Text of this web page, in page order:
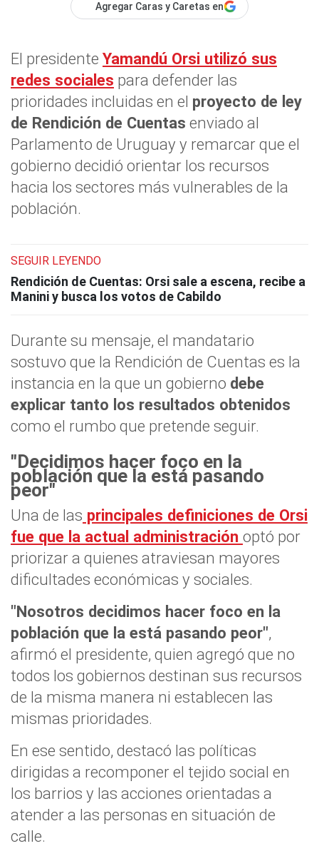
Agregar Caras y Caretas en
El presidente Yamandú Orsi utilizó sus
redes sociales para defender las
prioridades incluidas en el proyecto de ley
de Rendición de Cuentas enviado al
Parlamento de Uruguay y remarcar que el
gobierno decidió orientar los recursos
hacia los sectores más vulnerables de la
población.
SEGUIR LEYENDO
Rendición de Cuentas: Orsi sale a escena, recibe a
Manini y busca los votos de Cabildo
Durante su mensaje, el mandatario
sostuvo que la Rendición de Cuentas es la
instancia en la que un gobierno debe
explicar tanto los resultados obtenidos
como el rumbo que pretende seguir.
"Decidimos hacer foco en la
población que la está pasando
peor"
Una de las principales definiciones de Orsi
fue que la actual administración optó por
priorizar a quienes atraviesan mayores
dificultades económicas y sociales.
"Nosotros decidimos hacer foco en la
población que la está pasando peor",
afirmó el presidente, quien agregó que no
todos los gobiernos destinan sus recursos
de la misma manera ni establecen las
mismas prioridades.
En ese sentido, destacó las políticas
dirigidas a recomponer el tejido social en
los barrios y las acciones orientadas a
atender a las personas en situación de
calle.